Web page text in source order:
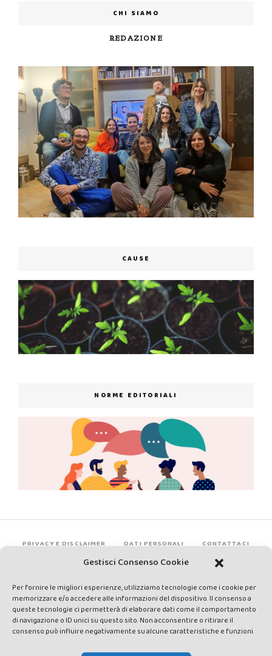
Gestisci Consenso Cookie
Per fornire le migliori esperienze, utilizziamo tecnologie come i cookie per
memorizzare e/o accedere alle informazioni del dispositivo. Il consenso a
queste tecnologie ci permetterà di elaborare dati come il comportamento
di navigazione o ID unici su questo sito. Non acconsentire o ritirare il
consenso può influire negativamente su alcune caratteristiche e funzioni.
CHI SIAMO
REDAZIONE
CAUSE
NORME EDITORIALI
PRIVACY E DISCLAIMER DATI PERSONALI CONTATTACI